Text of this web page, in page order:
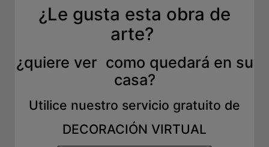
¿Le gusta esta obra de
arte?
¿quiere ver como quedará en su
casa?
Utilice nuestro servicio gratuito de
DECORACIÓN VIRTUAL